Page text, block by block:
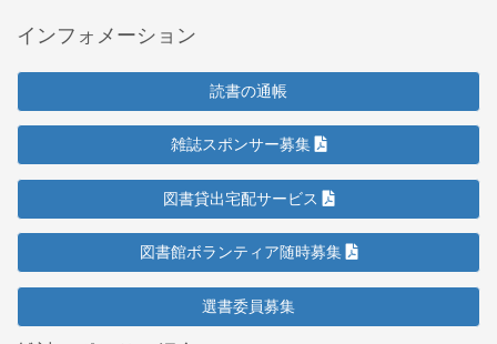
インフォメーション
読書の通帳
雑誌スポンサー募集
図書貸出宅配サービス
図書館ボランティア随時募集
選書委員募集